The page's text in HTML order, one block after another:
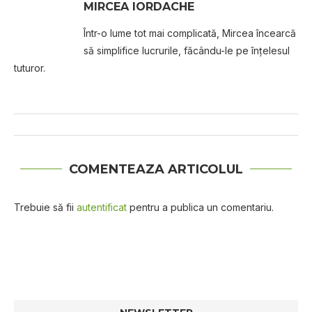
MIRCEA IORDACHE
Într-o lume tot mai complicată, Mircea încearcă
să simplifice lucrurile, făcându-le pe înțelesul
tuturor.
COMENTEAZA ARTICOLUL
Trebuie să fii autentificat pentru a publica un comentariu.